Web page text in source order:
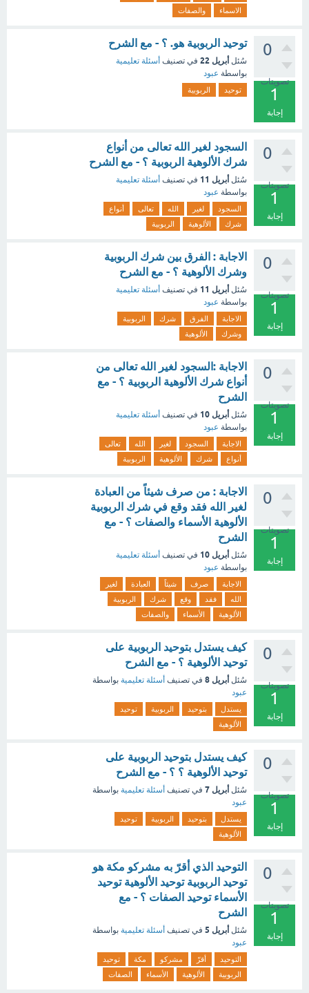
الاسماء
والصفات
0
تصويتات
1
إجابة
توحيد الربوبية هو. ؟ - مع الشرح
سُئل أبريل 22 في تصنيف أسئلة تعليمية
بواسطة عبود
توحيد الربوبية
0
تصويتات
1
إجابة
السجود لغير الله تعالى من أنواع
شرك الألوهية الربوبية ؟ - مع الشرح
سُئل أبريل 11 في تصنيف أسئلة تعليمية
بواسطة عبود
السجود لغير الله تعالى
أنواع
شرك
الألوهية الربوبية
0
تصويتات
1
إجابة
الاجابة : الفرق بين شرك الربوبية
وشرك الألوهية ؟ - مع الشرح
سُئل أبريل 11 في تصنيف أسئلة تعليمية
بواسطة عبود
الاجابة الفرق شرك
الربوبية
وشرك
الألوهية
0
تصويتات
1
إجابة
الاجابة :السجود لغير الله تعالى من
أنواع شرك الألوهية الربوبية ؟ - مع
الشرح
سُئل أبريل 10 في تصنيف أسئلة تعليمية
بواسطة عبود
الاجابة السجود لغير الله
تعالى
أنواع
شرك الألوهية الربوبية
0
تصويتات
1
إجابة
الاجابة : من صرف شيئاً من العبادة
لغير الله فقد وقع في شرك الربوبية
الألوهية الأسماء والصفات ؟ - مع
الشرح
سُئل أبريل 10 في تصنيف أسئلة تعليمية
بواسطة عبود
الاجابة صرف شيئاً العبادة
لغير
الله
فقد وقع شرك
الربوبية
الألوهية
الأسماء والصفات
0
تصويتات
1
إجابة
كيف يستدل بتوحيد الربوبية على
توحيد الألوهية ؟ - مع الشرح
سُئل أبريل 8 في تصنيف أسئلة تعليمية بواسطة
عبود
يستدل بتوحيد الربوبية
توحيد
الألوهية
0
تصويتات
1
إجابة
كيف يستدل بتوحيد الربوبية على
توحيد الألوهية ؟ ؟ - مع الشرح
سُئل أبريل 7 في تصنيف أسئلة تعليمية بواسطة
عبود
يستدل بتوحيد الربوبية
توحيد
الألوهية
0
تصويتات
1
إجابة
التوحيد الذي أقرّ به مشركو مكة هو
توحيد الربوبية توحيد الألوهية توحيد
الأسماء توحيد الصفات ؟ - مع
الشرح
سُئل أبريل 5 في تصنيف أسئلة تعليمية بواسطة
عبود
التوحيد أقرّ مشركو مكة
توحيد
الربوبية
الألوهية الأسماء الصفات